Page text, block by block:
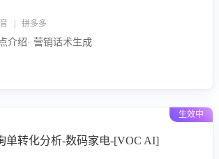
| 拼多多
介绍· 营销话术生成
生效中
单转化分析-数码家电-[VOC AI]